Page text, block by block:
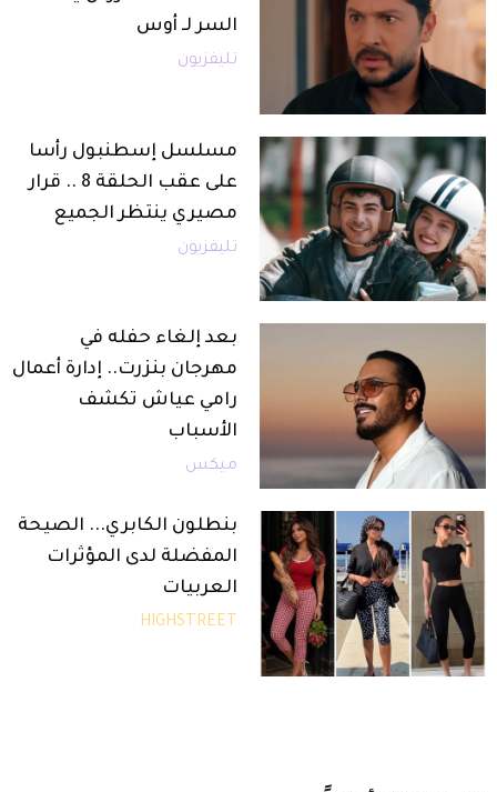
السر لـ أوس
تليفزيون
مسلسل إسطنبول رأسا
على عقب الحلقة 8 .. قرار
مصيري ينتظر الجميع
تليفزيون
بعد إلغاء حفله في
مهرجان بنزرت.. إدارة أعمال
رامي عياش تكشف
الأسباب
ميكس
بنطلون الكابري... الصيحة
المفضلة لدى المؤثرات
العربيات
HIGHSTREET